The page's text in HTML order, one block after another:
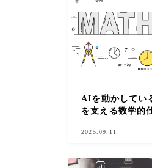
AIを動かしてい
を支える数学的
2025.09.11